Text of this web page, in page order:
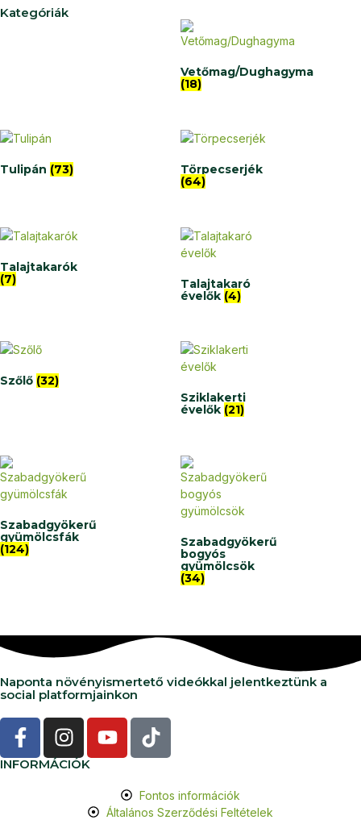
Kategóriák
Vetőmag/Dughagyma
(18)
Tulipán (73)
Törpecserjék
(64)
Talajtakarók
(7)
Talajtakaró
évelők (4)
Szőlő (32)
Sziklakerti
évelők (21)
Szabadgyökerű
gyümölcsfák
(124)
Szabadgyökerű
bogyós
gyümölcsök
(34)
Naponta növényismertető videókkal jelentkeztünk a
social platformjainkon
INFORMÁCIÓK
Fontos információk
Általános Szerződési Feltételek